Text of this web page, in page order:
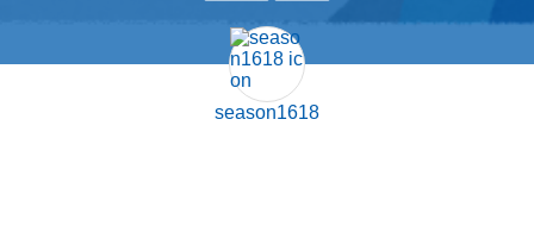
season1618